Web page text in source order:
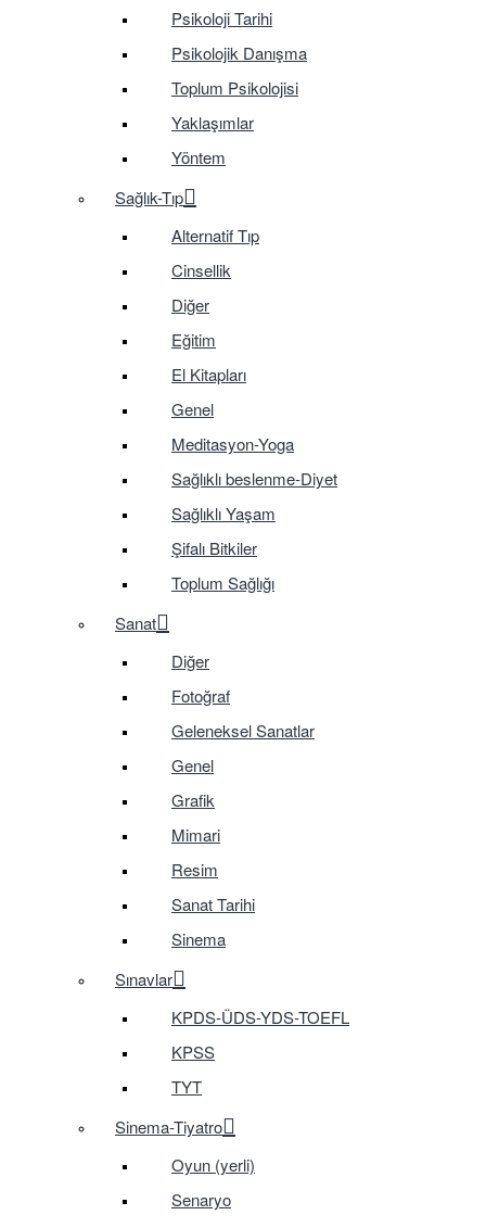
Psikoloji Tarihi
Psikolojik Danışma
Toplum Psikolojisi
Yaklaşımlar
Yöntem
Sağlık-Tıp
Alternatif Tıp
Cinsellik
Diğer
Eğitim
El Kitapları
Genel
Meditasyon-Yoga
Sağlıklı beslenme-Diyet
Sağlıklı Yaşam
Şifalı Bitkiler
Toplum Sağlığı
Sanat
Diğer
Fotoğraf
Geleneksel Sanatlar
Genel
Grafik
Mimari
Resim
Sanat Tarihi
Sinema
Sınavlar
KPDS-ÜDS-YDS-TOEFL
KPSS
TYT
Sinema-Tiyatro
Oyun (yerli)
Senaryo